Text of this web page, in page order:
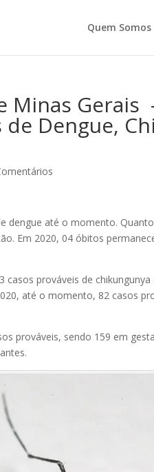
Quem Somos
Minas Gerais
Dengue,
dengue até o momento.
Em 2020, 04 óbitos
prováveis de
até o momento, 82 casos
prováveis, sendo 159 em